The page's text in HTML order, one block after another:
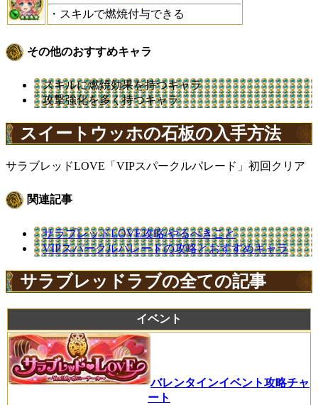
・スキルで燃焼付与できる
その他のおすすめキャラ
スキルに燃焼効果を持つキャラ
攻撃強化を多く持つキャラ
スイートウッホの石板の入手方法
サラブレッドLOVE「VIPスパークルパレード」初回クリア
関連記事
サラブレッドLOVE攻略/やるべきこと
VIPスパークルパレードの攻略とおすすめキャラ
サラブレッドラブの全ての記事
イベント
バレンタインイベント攻略チャ
ート